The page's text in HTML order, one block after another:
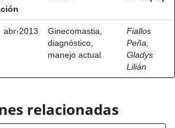
abr-2013
Ginecomastia,
diagnóstico,
manejo actual
Fiallos
Peña,
Gladys
Lilián
relacionadas